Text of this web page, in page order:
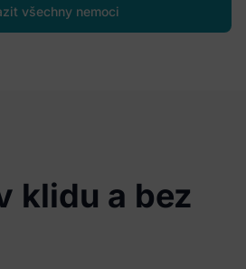
všechny nemoci
klidu a bez